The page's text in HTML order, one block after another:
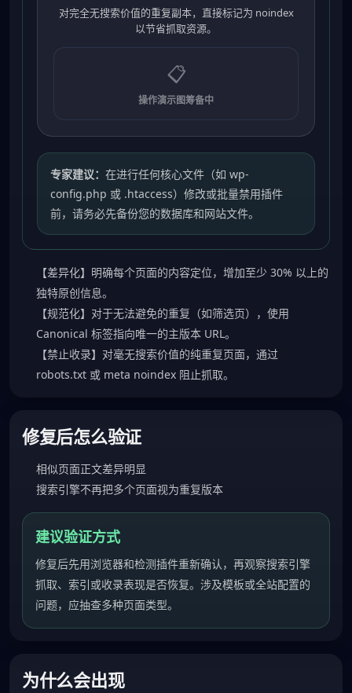
对完全无搜索价值的重复副本，直接标记为 noindex
以节省抓取资源。
📋
操作演示图筹备中
专家建议： 在进行任何核心文件（如 wp-
config.php 或 .htaccess）修改或批量禁用插件
前，请务必先备份您的数据库和网站文件。
【差异化】明确每个页面的内容定位，增加至少 30% 以上的
独特原创信息。
【规范化】对于无法避免的重复（如筛选页），使用
Canonical 标签指向唯一的主版本 URL。
【禁止收录】对毫无搜索价值的纯重复页面，通过
robots.txt 或 meta noindex 阻止抓取。
修复后怎么验证
相似页面正文差异明显
搜索引擎不再把多个页面视为重复版本
建议验证方式
修复后先用浏览器和检测插件重新确认，再观察搜索引擎
抓取、索引或收录表现是否恢复。涉及模板或全站配置的
问题，应抽查多种页面类型。
为什么会出现